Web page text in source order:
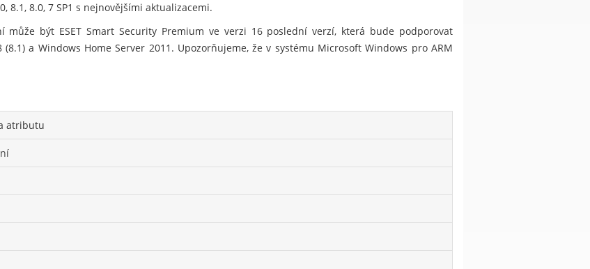
8.1, 8.0, 7 SP1 s nejnovějšími aktualizacemi.
může být ESET Smart Security Premium ve verzi 16 poslední verzí, která bude podporovat
a Windows Home Server 2011. Upozorňujeme, že v systému Microsoft Windows pro ARM
atributu